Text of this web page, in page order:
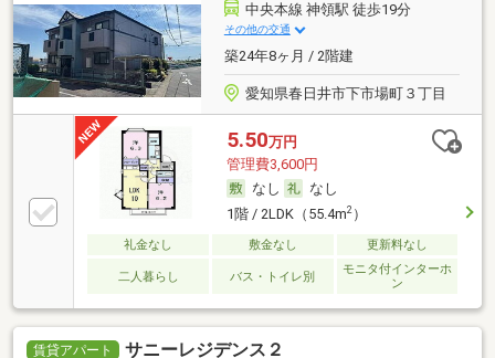
中央本線 神領駅 徒歩19分
その他の交通
築24年8ヶ月 / 2階建
愛知県春日井市下市場町３丁目
5.50万円
管理費3,600円
なし
なし
1階 / 2LDK（55.4m2）
礼金なし 敷金なし 更新料なし
二人暮らし バス・トイレ別
モニタ付インターホ
ン
賃貸アパート サニーレジデンス２